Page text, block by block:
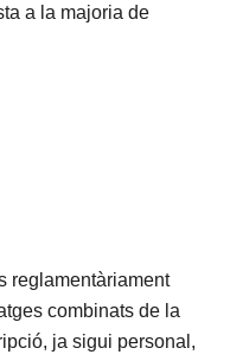
a la majoria de
reglamentàriament
combinats de la
ja sigui personal,